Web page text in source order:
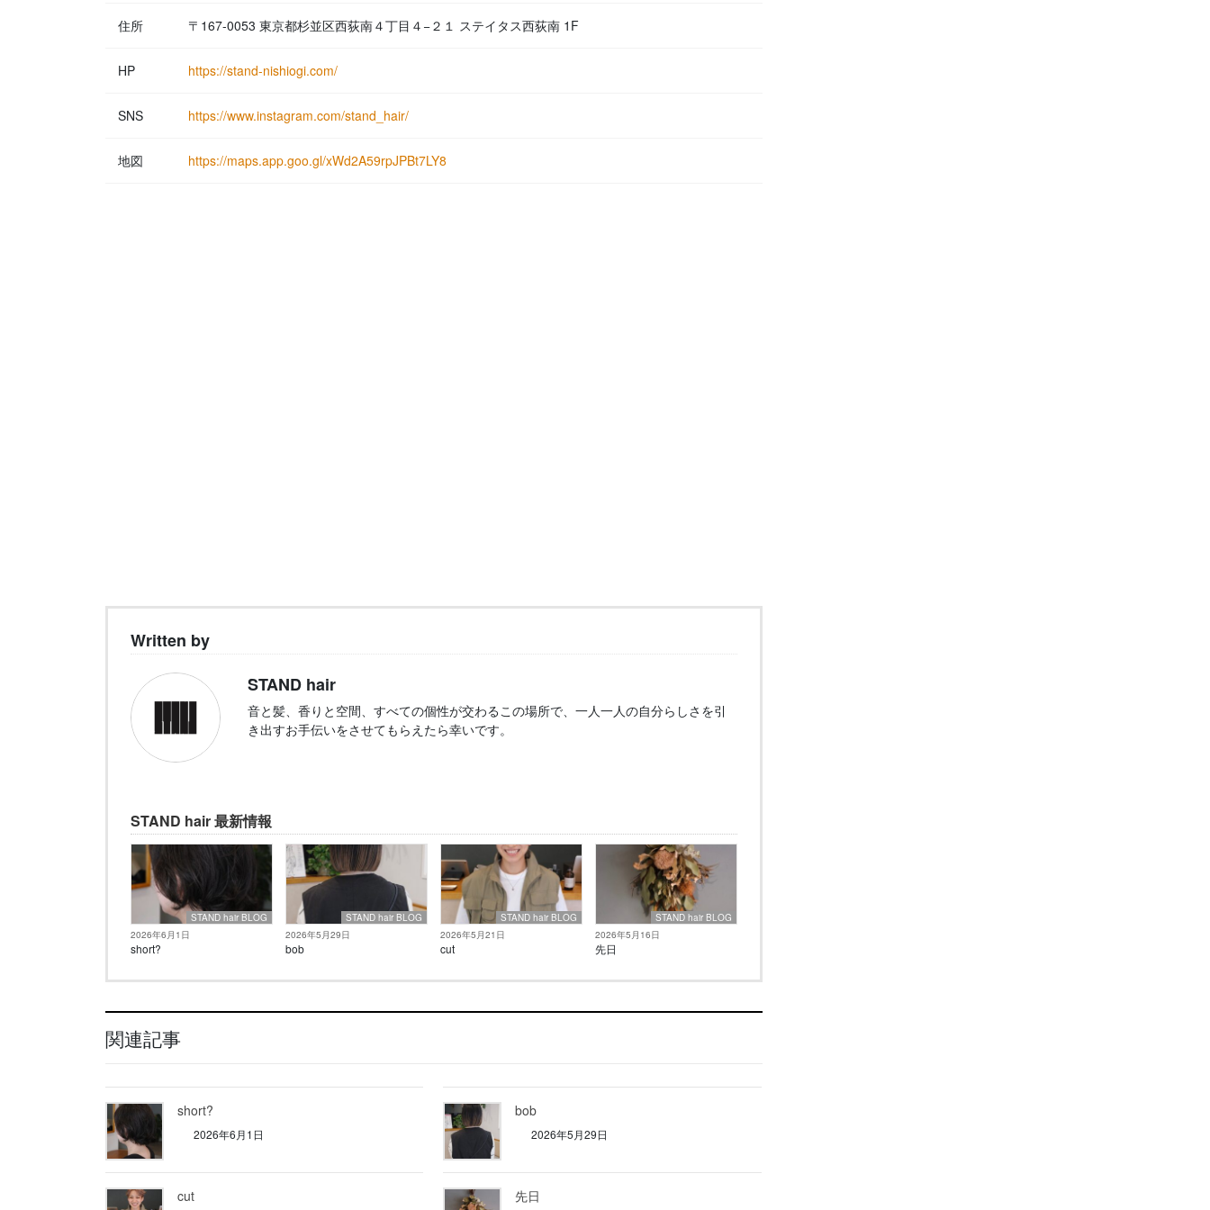
住所 〒167-0053 東京都杉並区西荻南４丁目４−２１ ステイタス西荻南 1F
HP https://stand-nishiogi.com/
SNS https://www.instagram.com/stand_hair/
地図 https://maps.app.goo.gl/xWd2A59rpJPBt7LY8
Written by
STAND hair
音と髪、香りと空間、すべての個性が交わるこの場所で、一人一人の自分らしさを引
き出すお手伝いをさせてもらえたら幸いです。
STAND hair 最新情報
STAND hair BLOG
2026年6月1日
short?
STAND hair BLOG
2026年5月29日
bob
STAND hair BLOG
2026年5月21日
cut
STAND hair BLOG
2026年5月16日
先日
関連記事
short?
2026年6月1日
bob
2026年5月29日
cut 先日